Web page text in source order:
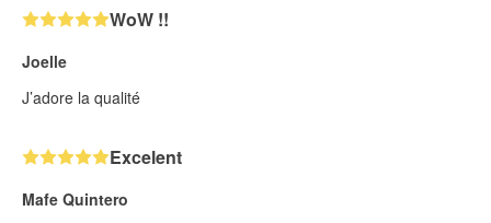
WoW !!
Joelle
J’adore la qualité
Excelent
Mafe Quintero